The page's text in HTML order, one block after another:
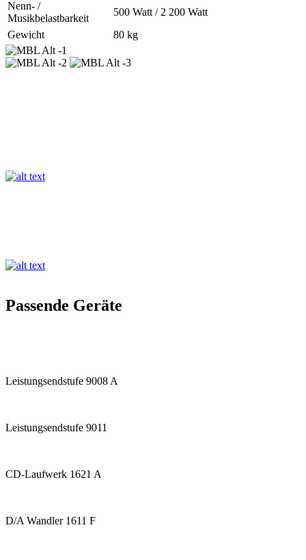
Nenn- /
Musikbelastbarkeit
500 Watt / 2 200 Watt
Gewicht
80 kg
Passende Geräte
Leistungsendstufe 9008 A
Leistungsendstufe 9011
CD-Laufwerk 1621 A
D/A Wandler 1611 F